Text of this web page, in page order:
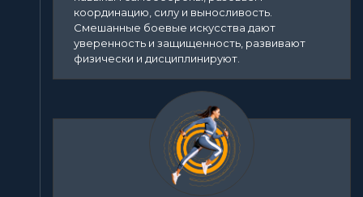
координацию, силу и выносливость.
Смешанные боевые искусства дают
уверенность и защищенность, развивают
физически и дисциплинируют.